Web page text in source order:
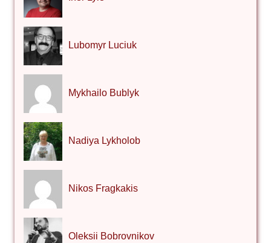
Lubomyr Luciuk
Mykhailo Bublyk
Nadiya Lykholob
Nikos Fragkakis
Oleksii Bobrovnikov